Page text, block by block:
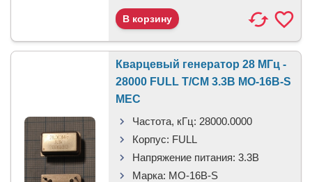
Кварцевый генератор 28 МГц -
28000 FULL T/CM 3.3В MO-16B-S
MEC
Частота, кГц: 28000.0000
Корпус: FULL
Напряжение питания: 3.3В
Марка: MO-16B-S